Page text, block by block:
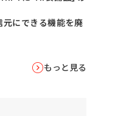
元にできる機能を廃
もっと見る